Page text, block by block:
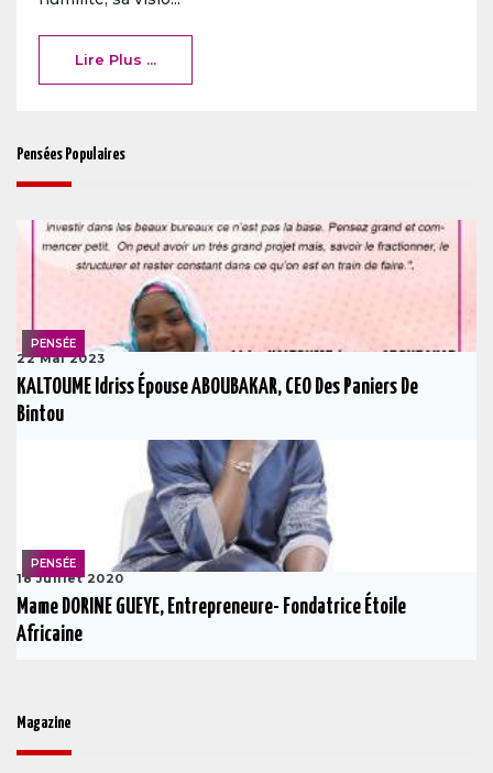
Lire Plus ...
Pensées Populaires
PENSÉE
22 Mai 2023
KALTOUME Idriss Épouse ABOUBAKAR, CEO Des Paniers De
Bintou
PENSÉE
18 Juillet 2020
Mame DORINE GUEYE, Entrepreneure- Fondatrice Étoile
Africaine
Magazine